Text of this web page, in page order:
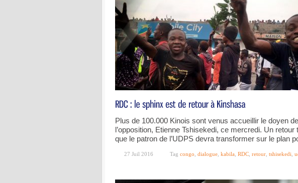
Plus de 100.000 Kinois sont venus accueillir le doyen de
l’opposition, Etienne Tshisekedi, ce mercredi. Un retour
que le patron de l’UDPS devra transformer sur le plan
27 Juil 2016 Tag congo dialogue kabila RDC retour tshisekedi